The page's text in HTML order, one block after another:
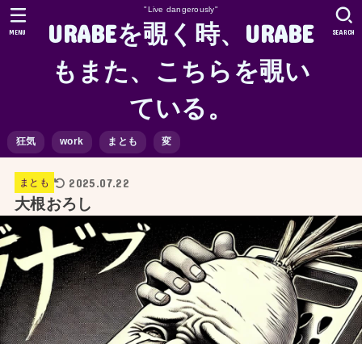
"Live dangerously"
URABEを覗く時、URABE
もまた、こちらを覗い
ている。
狂気 work まとも 変
SEARCH
MENU
まとも 2025.07.22
大根おろし